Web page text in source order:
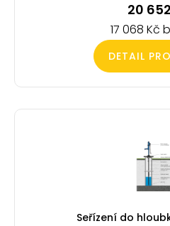
20 652
17 068 Kč
DETAIL
Seřízení do